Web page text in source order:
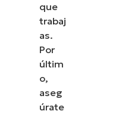
que
trabaj
as.
Por
últim
o,
aseg
úrate